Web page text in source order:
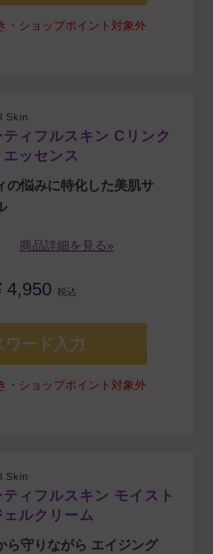
・ショップポイント対象外
Skin
ティフルスキン Cリンク
ッセンス
の悩みに特化した美肌サ
商品詳細を見る»
4,950 税込
ワード入力
・ショップポイント対象外
Skin
ティフルスキン モイスト
ルクリーム
ら守りながら エイジング